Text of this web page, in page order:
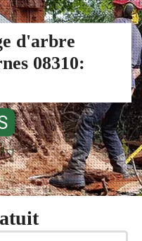
d'arbre
08310: